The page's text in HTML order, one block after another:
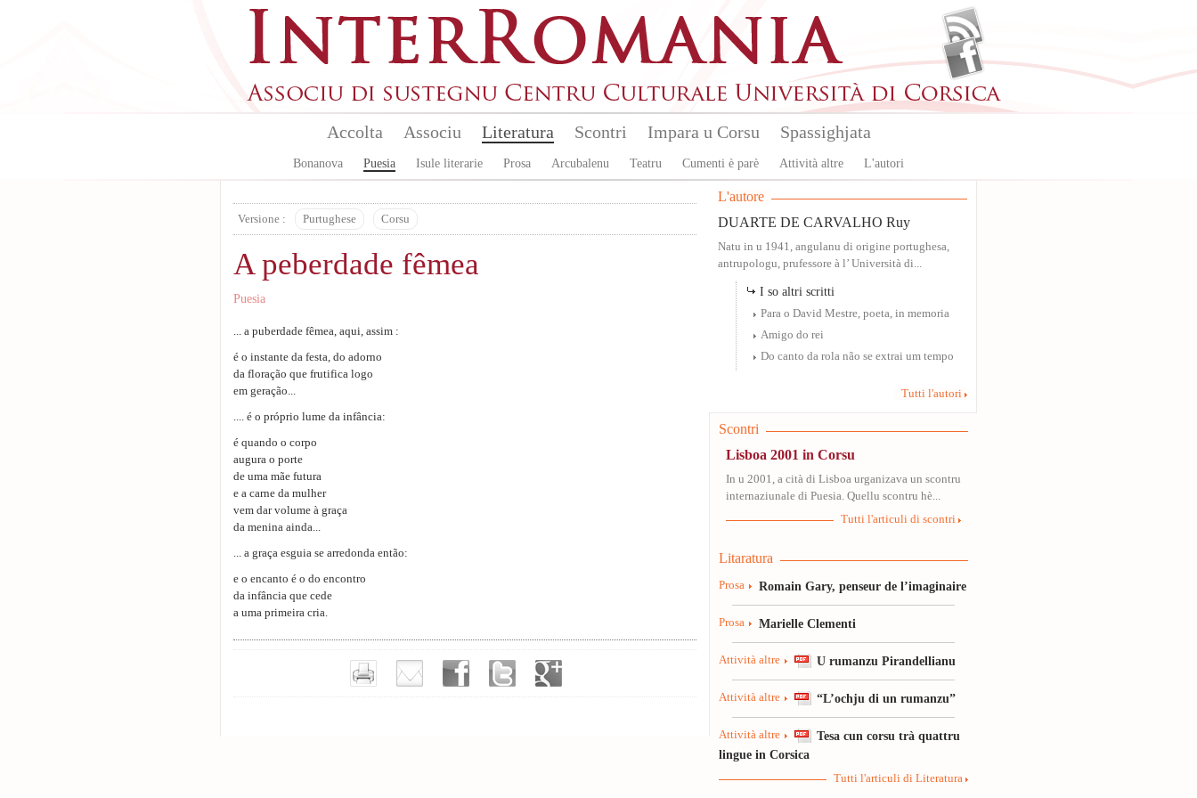
Accolta Associu Literatura
Bonanova Puesia Isule literarie Prosa Arcubalenu Teatru Cumenti è parè Attività altre L'autori
Scontri Impara u Corsu Spassighjata
Versione : Purtughese Corsu
A peberdade fêmea
Puesia
... a puberdade fêmea, aqui, assim :
é o instante da festa, do adorno
da floração que frutifica logo
em geração...
.... é o próprio lume da infância:
é quando o corpo
augura o porte
de uma mãe futura
e a carne da mulher
vem dar volume à graça
da menina ainda...
... a graça esguia se arredonda então:
e o encanto é o do encontro
da infância que cede
a uma primeira cria.
L'autore
DUARTE DE CARVALHO Ruy
Natu in u 1941, angulanu di origine portughesa,
antrupologu, prufessore à l’ Università di...
I so altri scritti
Para o David Mestre, poeta, in memoria
Amigo do rei
Do canto da rola não se extrai um tempo
Tutti l'autori
Scontri
Lisboa 2001 in Corsu
In u 2001, a cità di Lisboa urganizava un scontru
internaziunale di Puesia. Quellu scontru hè...
Tutti l'articuli di scontri
Litaratura
Prosa Romain Gary, penseur de l’imaginaire
Prosa Marielle Clementi
Attività altre U rumanzu Pirandellianu
Attività altre “L’ochju di un rumanzu”
Attività altre
Tesa cun corsu trà quattru
lingue in Corsica
Tutti l'articuli di Literatura